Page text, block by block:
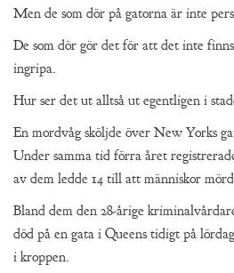
Men de som dör på gatorna är inte
De som dör gör det för att det inte
ingripa.
Hur ser det ut alltså ut egentligen i
En mordvåg sköljde över New Yorks
Under samma tid förra året
av dem ledde 14 till att människor
Bland dem den 28-årige
död på en gata i Queens tidigt på
i kroppen.